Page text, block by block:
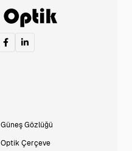
Güneş Gözlüğü
Optik Çerçeve